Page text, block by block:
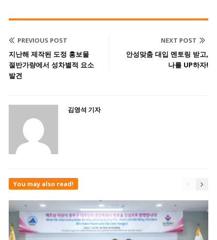
PREVIOUS POST
지난해 제작된 도정 홍보물
절반가량에서 성차별적 요소
발견
NEXT POST
안성맞춤 대입 멘토링 받고,
나를 UP하자!
김영석 기자
You may also read!